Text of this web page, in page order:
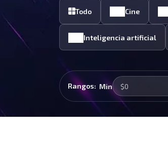
Todo Cine
Inteligencia artificial
Rangos: Min